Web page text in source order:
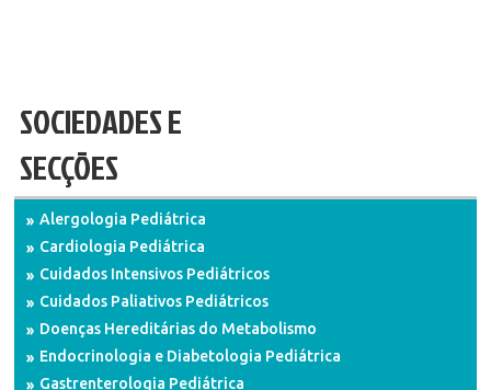
SOCIEDADES E
SECÇÕES
Alergologia Pediátrica
Cardiologia Pediátrica
Cuidados Intensivos Pediátricos
Cuidados Paliativos Pediátricos
Doenças Hereditárias do Metabolismo
Endocrinologia e Diabetologia Pediátrica
Gastrenterologia Pediátrica